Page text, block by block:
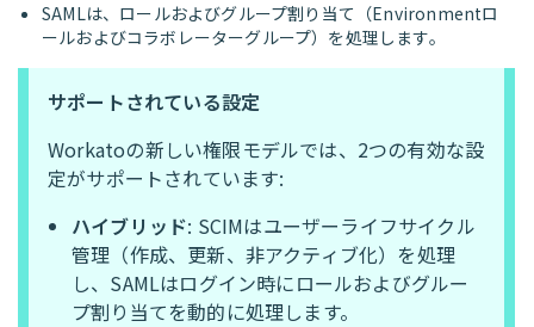
SAMLは、ロールおよびグループ割り当て（Environmentロ
ールおよびコラボレーターグループ）を処理します。
サポートされている設定
Workatoの新しい権限モデルでは、2つの有効な設
定がサポートされています:
ハイブリッド: SCIMはユーザーライフサイクル
管理（作成、更新、非アクティブ化）を処理
し、SAMLはログイン時にロールおよびグルー
プ割り当てを動的に処理します。